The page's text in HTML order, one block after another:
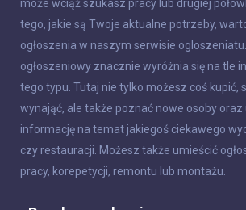
może wciąż szukasz pracy lub drugiej
tego, jakie są Twoje aktualne potrzeby,
ogłoszenia w naszym serwisie
ogłoszeniowy znacznie wyróżnia się na tle
tego typu. Tutaj nie tylko możesz coś kupić,
wynająć, ale także poznać nowe osoby oraz
informację na temat jakiegoś ciekawego
czy restauracji. Możesz także umieścić
pracy, korepetycji, remontu lub montażu.